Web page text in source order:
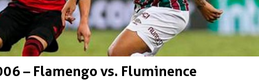
– Flamengo vs. Fluminence